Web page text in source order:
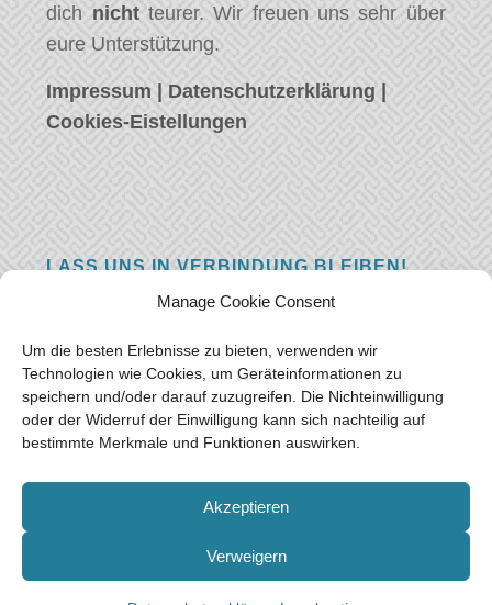
Manage Cookie Consent
Um die besten Erlebnisse zu bieten, verwenden wir
Technologien wie Cookies, um Geräteinformationen zu
speichern und/oder darauf zuzugreifen. Die Nichteinwilligung
oder der Widerruf der Einwilligung kann sich nachteilig auf
bestimmte Merkmale und Funktionen auswirken.
Akzeptieren
Verweigern
dich nichtteurer. Wir freuen uns sehr über
eure Unterstützung.
Impressum Datenschutzerklärung
Cookies-Eistellungen
LASS UNS IN VERBINDUNG BLEIBEN!
Hast eine Frage, einen Kommentar, oder
von euch hören! Hinterlasse uns eine
Nachricht und wir werden so schnell wie
möglich antworten.Vielen Dank!
E-mail:freeoceantravelers [at] gmail.com